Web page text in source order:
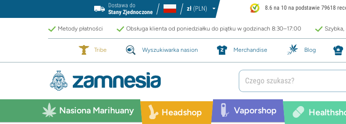
Dostawa do
Stany Zjednoczone
zł (PLN) 8.6 na 10 na podstawie 79618
Metody płatności Obsługa klienta od poniedziałku do piątku w godzinach 8:30–17:00
Tribe Wyszukiwarka nasion Merchandise Blog
Nasiona Marihuany Headshop Vaporshop